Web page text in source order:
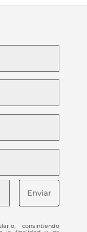
Enviar
consintiendo